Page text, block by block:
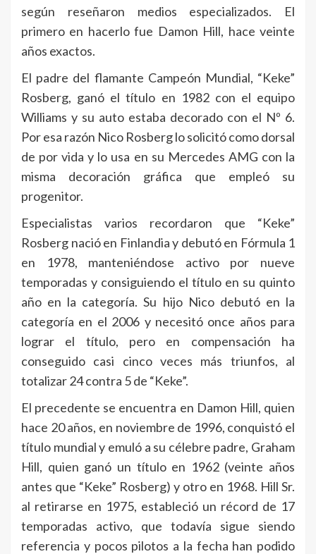
según reseñaron medios especializados. El
primero en hacerlo fue Damon Hill, hace veinte
años exactos.
El padre del flamante Campeón Mundial, “Keke”
Rosberg, ganó el título en 1982 con el equipo
Williams y su auto estaba decorado con el Nº 6.
Por esa razón Nico Rosberg lo solicitó como dorsal
de por vida y lo usa en su Mercedes AMG con la
misma decoración gráfica que empleó su
progenitor.
Especialistas varios recordaron que “Keke”
Rosberg nació en Finlandia y debutó en Fórmula 1
en 1978, manteniéndose activo por nueve
temporadas y consiguiendo el título en su quinto
año en la categoría. Su hijo Nico debutó en la
categoría en el 2006 y necesitó once años para
lograr el título, pero en compensación ha
conseguido casi cinco veces más triunfos, al
totalizar 24 contra 5 de “Keke”.
El precedente se encuentra en Damon Hill, quien
hace 20 años, en noviembre de 1996, conquistó el
título mundial y emuló a su célebre padre, Graham
Hill, quien ganó un título en 1962 (veinte años
antes que “Keke” Rosberg) y otro en 1968. Hill Sr.
al retirarse en 1975, estableció un récord de 17
temporadas activo, que todavía sigue siendo
referencia y pocos pilotos a la fecha han podido